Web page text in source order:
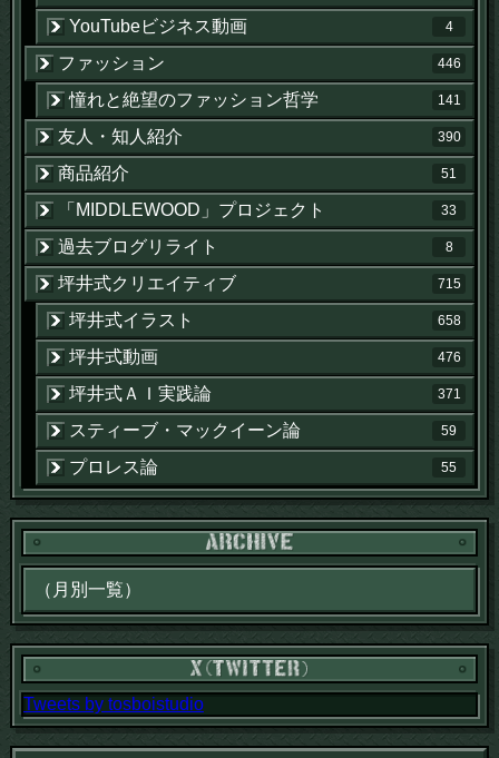
YouTubeビジネス動画 4
ファッション 446
憧れと絶望のファッション哲学 141
友人・知人紹介 390
商品紹介 51
「MIDDLEWOOD」プロジェクト 33
過去ブログリライト 8
坪井式クリエイティブ 715
坪井式イラスト 658
坪井式動画 476
坪井式ＡＩ実践論 371
スティーブ・マックイーン論 59
プロレス論 55
Tweets by tosboistudio